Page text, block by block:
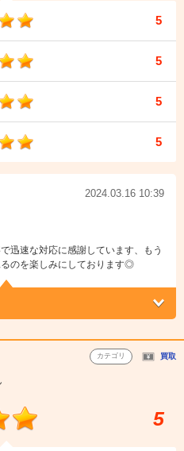
5
5
5
5
2024.03.16 10:39
迅速な対応に感謝しています、もう
のを楽しみにしております◎
カテゴリ 買取
5